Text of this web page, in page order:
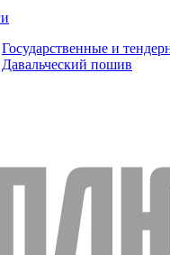
Государственные и
Давальческий пошив